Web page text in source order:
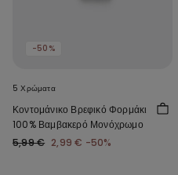
-50%
5 Χρώματα
Κοντομάνικο Βρεφικό Φορμάκι
100% Βαμβακερό Μονόχρωμο
5,99 € 2,99 € -50%